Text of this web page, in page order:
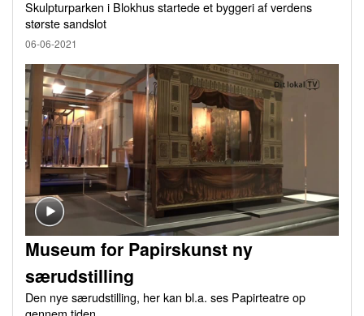
Skulpturparken i Blokhus startede et byggeri af verdens
største sandslot
06-06-2021
Museum for Papirskunst ny
særudstilling
Den nye særudstilling, her kan bl.a. ses Papirteatre op